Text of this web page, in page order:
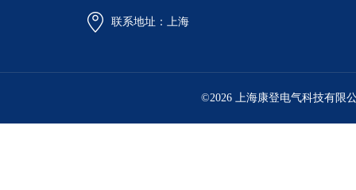
联系地址：上海
©2026 上海康登电气科技有限